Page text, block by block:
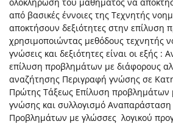
από βασικές έννοιες της Τεχνητής
αποκτήσουν δεξιότητες στην επίλυση
χρησιμοποιώντας μεθόδους τεχνητής
γνώσεις και δεξιότητες είναι οι εξής :
επίλυση προβλημάτων με διάφορους
αναζήτησης Περιγραφή γνώσης σε
Πρώτης Τάξεως Επίλυση
γνώσης και συλλογισμό Αναπαράσταση
Προβλημάτων με γλώσσες λογικού